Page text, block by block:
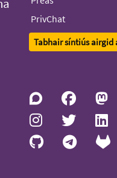
PrivChat
Tabhair síntiús airgid